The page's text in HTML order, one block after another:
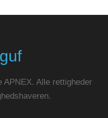
Alle rettigheder